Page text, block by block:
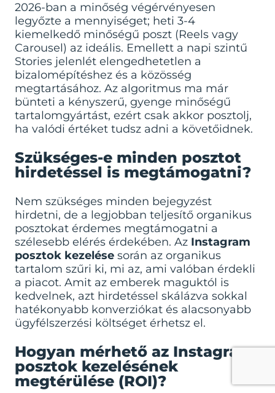
2026-ban a minőség végérvényesen
legyőzte a mennyiséget; heti 3-4
kiemelkedő minőségű poszt (Reels vagy
Carousel) az ideális. Emellett a napi szintű
Stories jelenlét elengedhetetlen a
bizalomépítéshez és a közösség
megtartásához. Az algoritmus ma már
bünteti a kényszerű, gyenge minőségű
tartalomgyártást, ezért csak akkor posztolj,
ha valódi értéket tudsz adni a követőidnek.
Szükséges-e minden posztot
hirdetéssel is megtámogatni?
Nem szükséges minden bejegyzést
hirdetni, de a legjobban teljesítő organikus
posztokat érdemes megtámogatni a
szélesebb elérés érdekében. Az Instagram
posztok kezelése során az organikus
tartalom szűri ki, mi az, ami valóban érdekli
a piacot. Amit az emberek maguktól is
kedvelnek, azt hirdetéssel skálázva sokkal
hatékonyabb konverziókat és alacsonyabb
ügyfélszerzési költséget érhetsz el.
Hogyan mérhető az Instagram
posztok kezelésének
megtérülése (ROI)?